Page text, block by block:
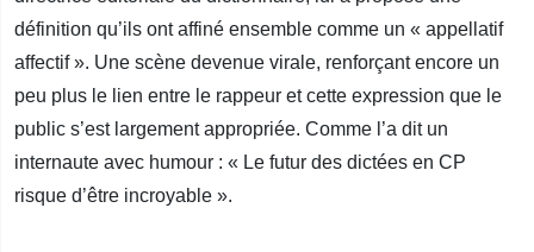
définition qu’ils ont affiné ensemble comme un « appellatif
affectif ». Une scène devenue virale, renforçant encore un
peu plus le lien entre le rappeur et cette expression que le
public s’est largement appropriée. Comme l’a dit un
internaute avec humour : « Le futur des dictées en CP
risque d’être incroyable ».